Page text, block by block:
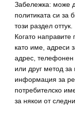
Забележка: може
политиката си за
този раздел оттук.
Когато
като име, адреси
адрес, телефонен
или друг метод
информация за
потребителско
за някои от